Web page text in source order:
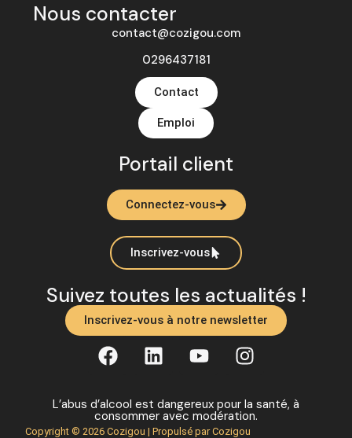
Nous contacter
contact@cozigou.com
0296437181
Contact
Emploi
Portail client
Connectez-vous
Inscrivez-vous
Suivez toutes les actualités !
Inscrivez-vous à notre newsletter
L’abus d’alcool est dangereux pour la santé, à
consommer avec modération.
Copyright © 2026 Cozigou | Propulsé par Cozigou